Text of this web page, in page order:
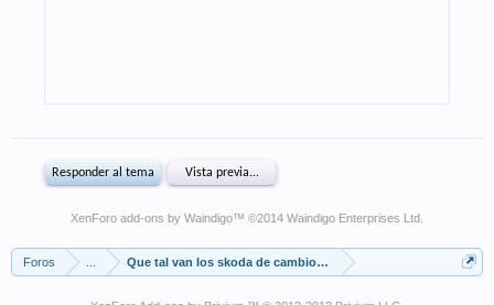
XenForo add-ons by Waindigo™ ©2014 Waindigo Enterprises Ltd
Foros Que tal van los skoda de cambio automatico?